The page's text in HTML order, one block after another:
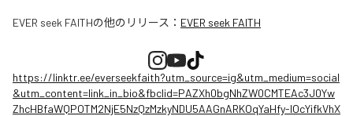
EVER seek FAITHの他のリリース： EVER seek FAITH
https://linktr.ee/everseekfaith?utm_source=ig&utm_medium=social
&utm_content=link_in_bio&fbclid=PAZXh0bgNhZW0CMTEAc3J0Yw
ZhcHBfaWQPOTM2NjE5NzQzMzkyNDU5AAGnARKOqYaHfy-lOcYifkVhX